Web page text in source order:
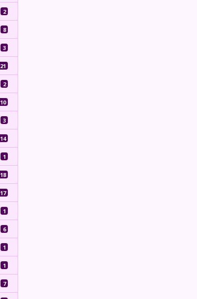
2
8
3
21
2
10
3
14
1
18
17
1
6
1
1
7